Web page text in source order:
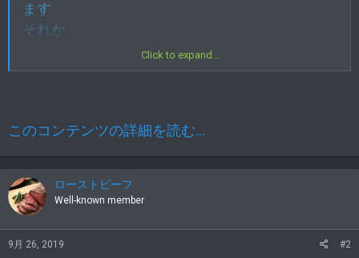
ます
それか
1/10000 の確率で ダイアインゴットが 1~10個 出
てきます
上に書いてあること以外は何もありません！
NYSL Version 0.9982
http://www.kmonos.net/nysl/
[FONT=book...[/SIZE]
Click to expand...
このコンテンツの詳細を読む...
ローストビーフ
Well-known member
9月 26, 2019 #2